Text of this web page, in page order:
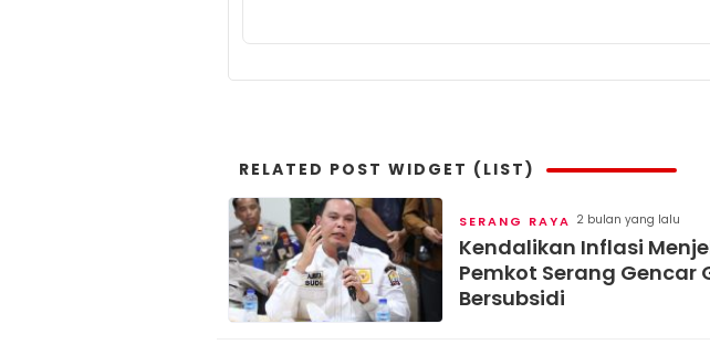
RELATED POST WIDGET (LIST)
SERANG RAYA 2 bulan yang lalu
Kendalikan Inflasi
Pemkot Serang Gencar
Bersubsidi